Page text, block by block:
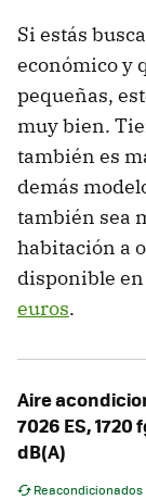
Si estás
económico y
pequeñas,
muy bien.
también es
demás
también sea
habitación a
disponible
euros.
Aire
7026 ES, 1720
dB(A)
Reacondicionados